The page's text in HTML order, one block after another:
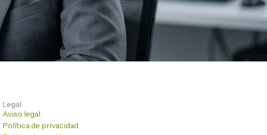
Legal
Aviso legal
Política de privacidad